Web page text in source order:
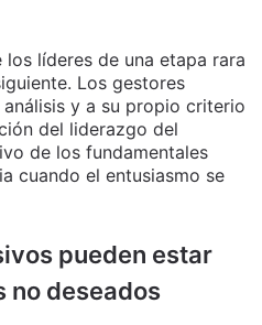
líderes de una etapa rara
Los gestores
y a su propio criterio
del liderazgo del
de los fundamentales
cuando el entusiasmo se
pueden estar
no deseados